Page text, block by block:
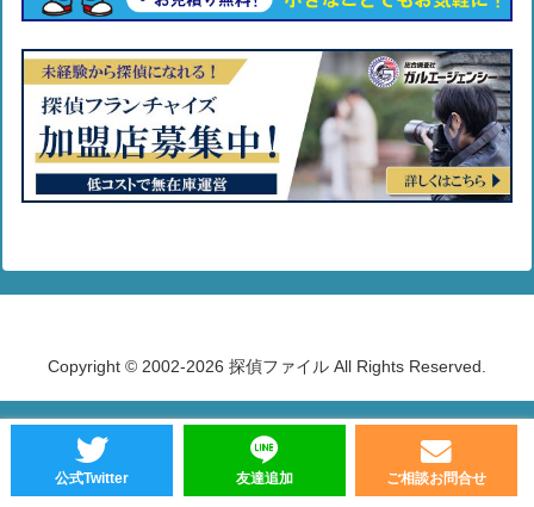
Copyright © 2002-2026 探偵ファイル All Rights Reserved.
公式Twitter 友達追加 ご相談お問合せ